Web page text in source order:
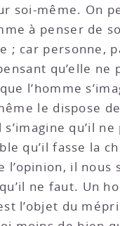
soi-même. On
à penser de
; car personne,
qu’elle
l’homme
le dispose
qu’il
qu’il fasse la
il nous
ne faut. Un
l’objet du